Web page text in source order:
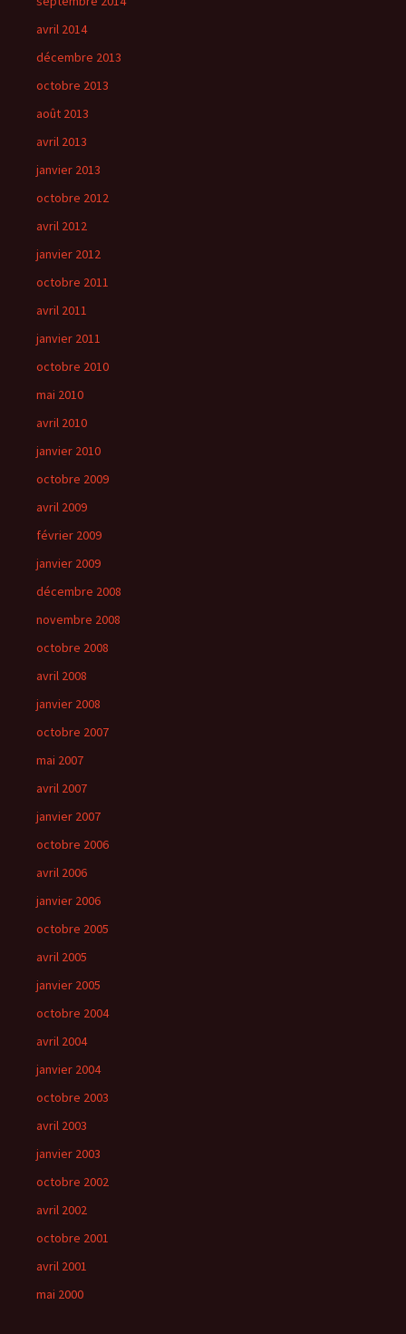
avril 2014
décembre 2013
octobre 2013
août 2013
avril 2013
janvier 2013
octobre 2012
avril 2012
janvier 2012
octobre 2011
avril 2011
janvier 2011
octobre 2010
mai 2010
avril 2010
janvier 2010
octobre 2009
avril 2009
février 2009
janvier 2009
décembre 2008
novembre 2008
octobre 2008
avril 2008
janvier 2008
octobre 2007
mai 2007
avril 2007
janvier 2007
octobre 2006
avril 2006
janvier 2006
octobre 2005
avril 2005
janvier 2005
octobre 2004
avril 2004
janvier 2004
octobre 2003
avril 2003
janvier 2003
octobre 2002
avril 2002
octobre 2001
avril 2001
mai 2000